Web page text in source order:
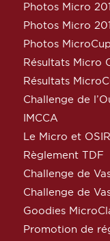
Photos Micro
Photos Micro
Photos
Résultats Micro
Résultats
Challenge de
IMCCA
Le Micro et
Règlement TDF
Challenge de
Challenge de
Goodies
Promotion de